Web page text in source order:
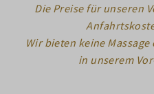
Die Preise für unseren
Wir bieten keine
in unserem